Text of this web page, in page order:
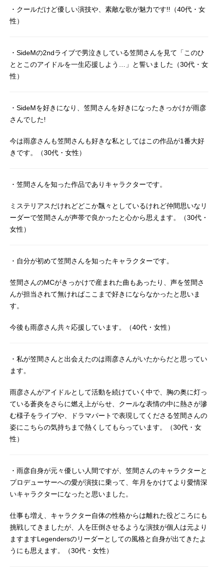
記事をご紹介！
・クールだけど優しい演技や、素敵な歌が魅力です!!（40代・女
性）
・SideMの2ndライブで男泣きしている笠間さんを見て「このひ
ととこのアイドルを一生応援しよう…」と誓いました（30代・女
性）
・SideMを好きになり、笠間さんを好きになったきっかけが雨彦
さんでした!
今は雨彦さんも笠間さんも好きな私としてはこの作品が1番大好
きです。（30代・女性）
・笠間さんを知った作品でありキャラクターです。
ミステリアスだけれどどこか飄々としているけれど仲間思いなリ
ーダーで笠間さんが声帯で良かったと心から思えます。（30代・
女性）
・自分が初めて笠間さんを知ったキャラクターです。
笠間さんのMCがきっかけで産まれた曲もあったり、声を笠間さ
んが担当されて無ければここまで好きにならなかったと思いま
す。
今後も雨彦さん共々応援しています。（40代・女性）
・私が笠間さんと出会えたのは雨彦さんがいたからだと思ってい
ます。
雨彦さんがアイドルとして活動を続けていく中で、胸の奥に灯っ
ている蒼炎をさらに燃え上がらせ、クールな表情の中に熱さが滲
む様子をライブや、ドラマパートで表現してくださる笠間さんの
姿にこちらの気持ちまで熱くしてもらっています。（30代・女
性）
・雨彦自身が元々優しい人間ですが、笠間さんのキャラクターと
プロデューサーへの愛が演技に乗って、年月をかけてより愛情深
いキャラクターになったと思いました。
仕事も増え、キャラクター自体の性格からは離れた役どころにも
挑戦してきましたが、人を圧倒させるような演技が個人は元より
ますますLegendersのリーダーとしての風格と自身が出てきたよ
うにも思えます。（30代・女性）